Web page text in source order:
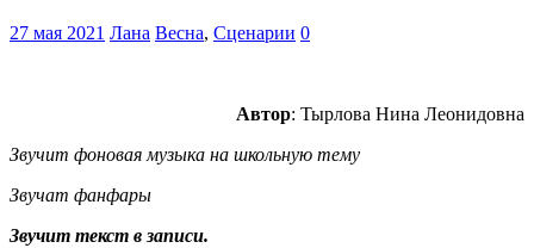
27 мая 2021 Лана Весна, Сценарии 0
Автор: Тырлова Нина Леонидовна
Звучит фоновая музыка на школьную тему
Звучат фанфары
Звучит текст в записи.